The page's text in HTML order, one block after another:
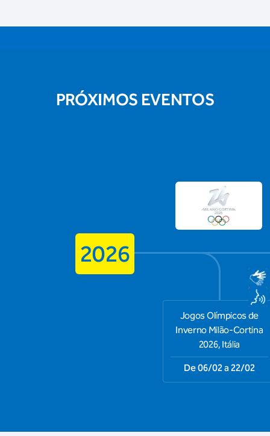
PRÓXIMOS EVENTOS
2026
Jogos Olímpicos de
Inverno Milão-Cortina
2026, Itália
De 06/02 a 22/02